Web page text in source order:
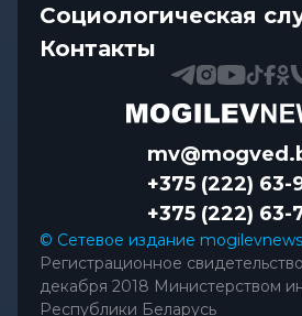
Социологическая
Контакты
+375 (222) 63-
+375 (222) 63-
© Сетевое издание
Регистрационное
декабря 2018 Министерством
Республики Беларусь